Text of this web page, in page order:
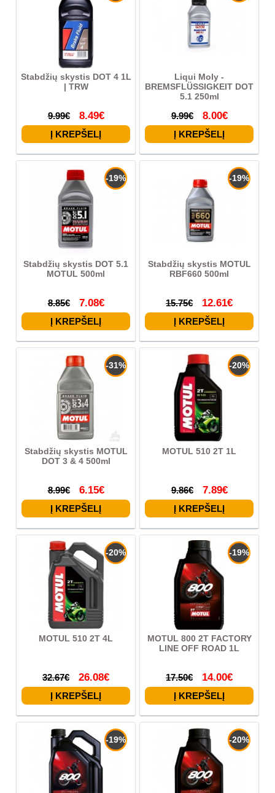
Stabdžių skystis DOT 4 1L
| TRW
9.99€ 8.49€
Liqui Moly -
BREMSFLÜSSIGKEIT DOT
5.1 250ml
9.99€ 8.00€
-19%
Stabdžių skystis DOT 5.1
MOTUL 500ml
8.85€ 7.08€
-19%
Stabdžių skystis MOTUL
RBF660 500ml
15.75€ 12.61€
-31%
Stabdžių skystis MOTUL
DOT 3 & 4 500ml
8.99€ 6.15€
-20%
MOTUL 510 2T 1L
9.86€ 7.89€
-20%
MOTUL 510 2T 4L
32.67€ 26.08€
-19%
MOTUL 800 2T FACTORY
LINE OFF ROAD 1L
17.50€ 14.00€
-19% -20%